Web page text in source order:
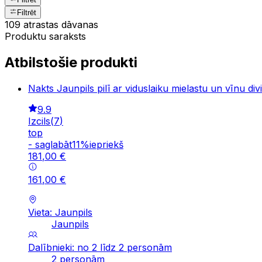
Filtrēt
109 atrastas dāvanas
Produktu saraksts
Atbilstošie produkti
Nakts Jaunpils pilī ar viduslaiku mielastu un vīnu
9.9
Izcils(7)
top
- saglabāt11%iepriekš
181,00 €
161,00 €
Vieta: Jaunpils
Jaunpils
Dalībnieki: no 2 līdz 2 personām
2 personām